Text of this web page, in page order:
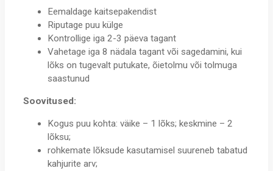
Eemaldage kaitsepakendist
Riputage puu külge
Kontrollige iga 2-3 päeva tagant
Vahetage iga 8 nädala tagant või sagedamini, kui
lõks on tugevalt putukate, õietolmu või tolmuga
saastunud
Soovitused:
Kogus puu kohta: väike – 1 lõks; keskmine – 2
lõksu;
rohkemate lõksude kasutamisel suureneb tabatud
kahjurite arv;